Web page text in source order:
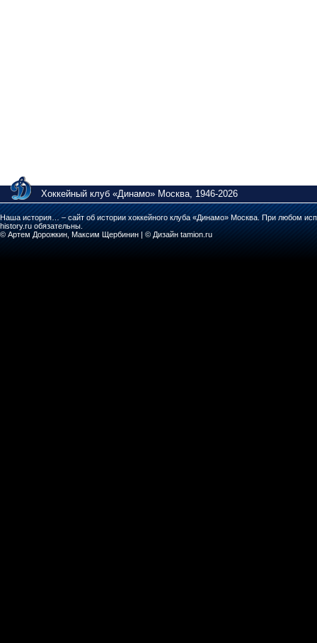
Хоккейный клуб «Динамо» Москва, 1946-2026
Наша история… – сайт об истории хоккейного клуба «Динамо» Москва. При любом
history.ru обязательны.
© Артем Дорожкин, Максим Щербинин | © Дизайн tamion.ru